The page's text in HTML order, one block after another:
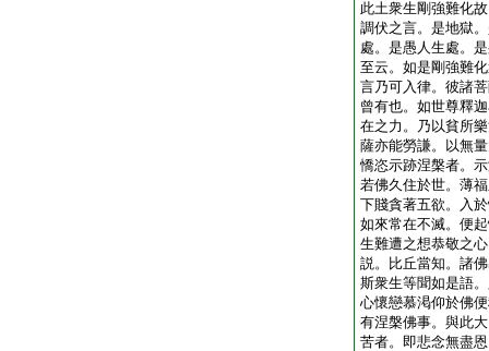
此土衆生剛強難化
調伏之言。是地獄
處。是愚人生處。
至云。如是剛強難
言乃可入律。彼諸
曾有也。如世尊釋
在之力。乃以貧所
薩亦能勞謙。以無
憍恣示跡涅槃者。
若佛久住於世。薄
下賤貪著五欲。入
如來常在不滅。便
生難遭之想恭敬之
説。比丘當知。諸
斯衆生等聞如是語
心懷戀慕渇仰於佛
有涅槃佛事。與此
苦者。即悲念無盡